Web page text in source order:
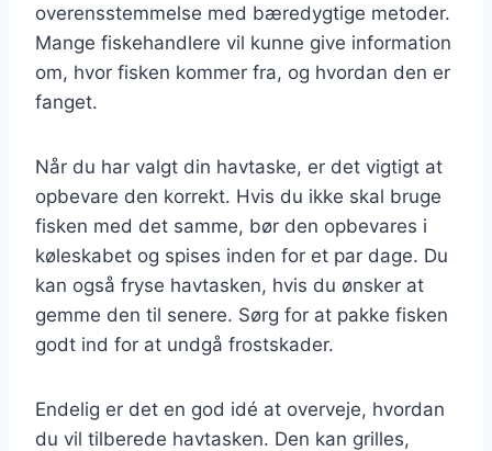
overensstemmelse med bæredygtige metoder.
Mange fiskehandlere vil kunne give information
om, hvor fisken kommer fra, og hvordan den er
fanget.
Når du har valgt din havtaske, er det vigtigt at
opbevare den korrekt. Hvis du ikke skal bruge
fisken med det samme, bør den opbevares i
køleskabet og spises inden for et par dage. Du
kan også fryse havtasken, hvis du ønsker at
gemme den til senere. Sørg for at pakke fisken
godt ind for at undgå frostskader.
Endelig er det en god idé at overveje, hvordan
du vil tilberede havtasken. Den kan grilles,